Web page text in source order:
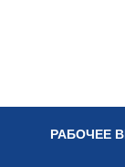
РАБОЧЕЕ